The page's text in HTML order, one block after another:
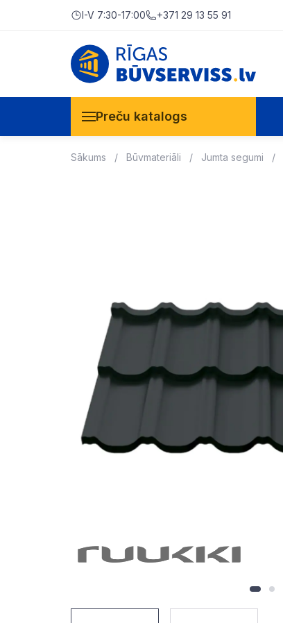
I-V 7:30-17:00 +371 29 13 55 91
Preču katalogs
Sākums Būvmateriāli Jumta segumi